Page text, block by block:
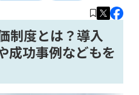
制度とは？導入
成功事例などもを